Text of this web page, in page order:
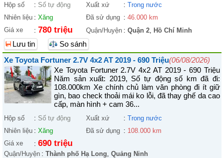
Hộp số : Số tự động Xuất xứ : Trong nước
Nhiên liệu : Xăng Đã sử dụng : 46.000 km
Giá xe
: 780 triệu Quận/Huyện : Quận 2, Hồ Chí Minh
Lưu tin
So sánh
Xe Toyota Fortuner 2.7V 4x2 AT 2019 - 690 Triệu(06/08/2026)
Xe Toyota Fortuner 2.7V 4x2 AT 2019 - 690 Triệu
Năm sản xuất: 2019, Số tự động số km đã đi:
108.000km Xe chính chủ làm văn phòng đi ít giữ
gìn, bao check thoải mái ko lỗi, đã thay ghế da cao
cấp, màn hình + cam 36...
Hộp số : Số tự động Xuất xứ : Trong nước
Nhiên liệu : Xăng Đã sử dụng : 108.000 km
Giá xe
: 690 triệu
Quận/Huyện : Thành phố Hạ Long, Quảng Ninh